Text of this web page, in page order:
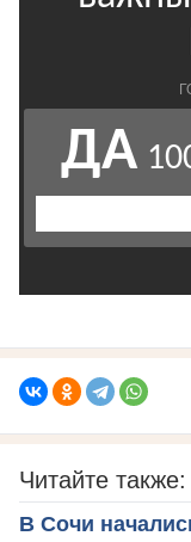
Читайте также:
В Сочи